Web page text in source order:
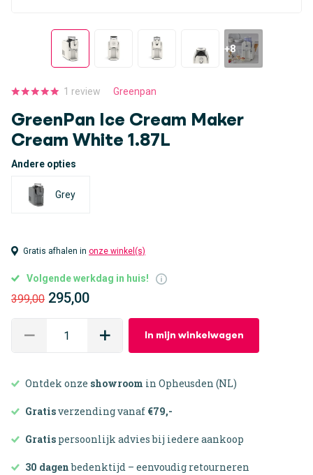
+8
1 review Greenpan
GreenPan Ice Cream Maker
Cream White 1.87L
Andere opties
Grey
Gratis afhalen in onze winkel(s)
Volgende werkdag in huis!
399,00 295,00
In mijn winkelwagen
Ontdek onze showroom in Opheusden (NL)
Gratisverzending vanaf €79,-
Gratis persoonlijk advies bij iedere aankoop
30 dagenbedenktijd – eenvoudig retourneren